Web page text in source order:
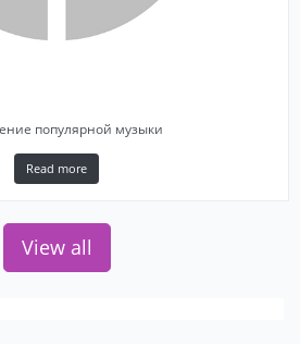
популярной музыки
Read more
View all